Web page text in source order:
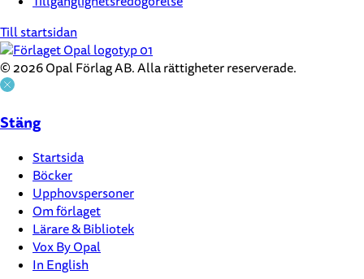
Till startsidan
© 2026 Opal Förlag AB. Alla rättigheter reserverade.
Stäng
Startsida
Böcker
Upphovspersoner
Om förlaget
Lärare & Bibliotek
Vox By Opal
In English